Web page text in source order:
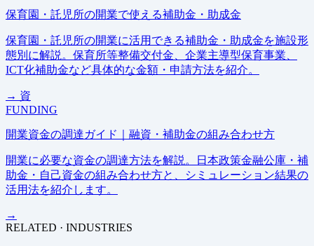
保育園・託児所の開業で使える補助金・助成金
保育園・託児所の開業に活用できる補助金・助成金を施設形
態別に解説。保育所等整備交付金、企業主導型保育事業、
ICT化補助金など具体的な金額・申請方法を紹介。
→ 資
FUNDING
開業資金の調達ガイド｜融資・補助金の組み合わせ方
開業に必要な資金の調達方法を解説。日本政策金融公庫・補
助金・自己資金の組み合わせ方と、シミュレーション結果の
活用法を紹介します。
→
RELATED · INDUSTRIES